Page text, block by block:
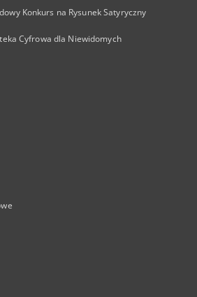
Konkurs na Rysunek Satyryczny
Cyfrowa dla Niewidomych